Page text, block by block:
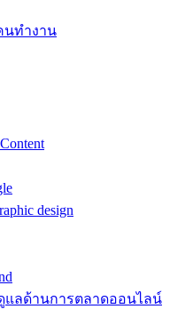
นทำงาน
design
แลด้านการตลาดออนไลน์